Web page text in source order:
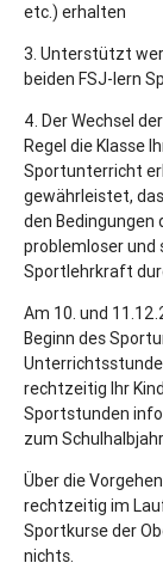
etc.) erhalten
3. Unterstützt
beiden FSJ-lern
4. Der Wechsel
Regel die Klasse
Sportunterricht
gewährleistet,
den Bedingungen
problemloser und
Sportlehrkraft
Am 10. und
Beginn des
rechtzeitig Ihr
Sportstunden
zum
Über die
rechtzeitig im
Sportkurse der
nichts.